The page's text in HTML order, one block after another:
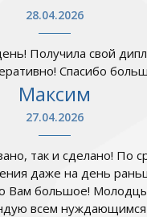
28.04.2026
Получила свой
Спасибо
Максим
27.04.2026
так и сделано! По
даже на день
Вам большое!
всем нуждающимся